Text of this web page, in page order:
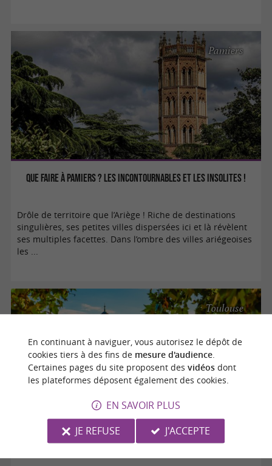
Que faire à Pamiers ? Les incontournables et les insolites !
Pamiers
Drôle de territoire que l’Ariège ! Riche de destinations
singulières, ses petites villes dispersées ici et là révèlent
ses multiples facettes. Dans l’ombre des villes ariégeoises
les ...
Éco-tourisme à Toulouse, en Ariège et dans les Pyrénées
Toulouse
En continuant à naviguer, vous autorisez le dépôt de
cookies tiers à des fins de mesure d'audience.
Certaines pages du site proposent des vidéosdont
les plateformes déposent également des cookies.
EN SAVOIR PLUS
JE REFUSE
J'ACCEPTE